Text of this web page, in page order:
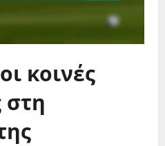
κοινές
στη